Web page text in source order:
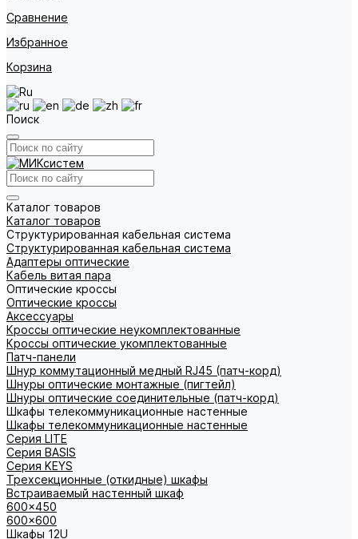
Сравнение
Избранное
Корзина
Поиск
Каталог товаров
Каталог товаров
Структурированная кабельная система
Структурированная кабельная система
Адаптеры оптические
Кабель витая пара
Оптические кроссы
Оптические кроссы
Аксессуары
Кроссы оптические неукомплектованные
Кроссы оптические укомплектованные
Патч-панели
Шнур коммутационный медный RJ45 (патч-корд)
Шнуры оптические монтажные (пигтейл)
Шнуры оптические соединительные (патч-корд)
Шкафы телекоммуникационные настенные
Шкафы телекоммуникационные настенные
Cерия LITE
Cерия BASIS
Cерия KEYS
Трехсекционные (откидные) шкафы
Встраиваемый настенный шкаф
600x450
600x600
Шкафы 12U